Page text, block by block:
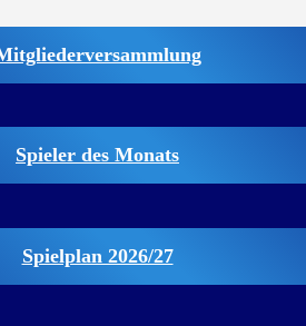
Spieler des Monats
Spielplan 2026/27